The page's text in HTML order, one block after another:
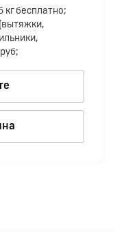
бесплатно;